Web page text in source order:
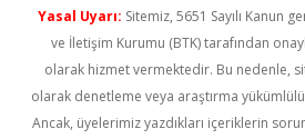
Yasal Uyarı: Sitemiz, 5651 Sayılı Kanun
ve İletişim Kurumu (BTK) tarafından
olarak hizmet vermektedir. Bu nedenle,
olarak denetleme veya araştırma
Ancak, üyelerimiz yazdıkları içeriklerin